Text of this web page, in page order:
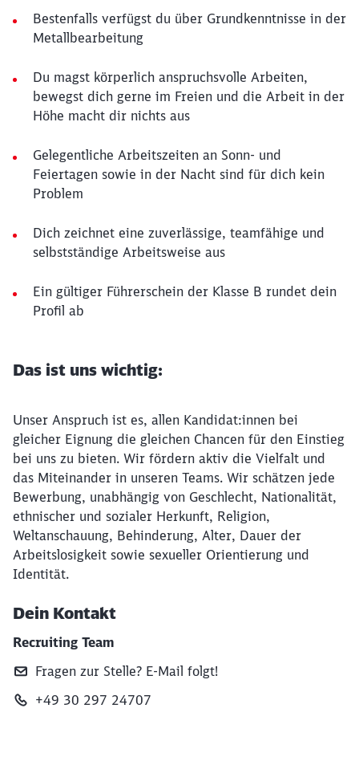
Bestenfalls verfügst du über Grundkenntnisse in der
Metallbearbeitung
Du magst körperlich anspruchsvolle Arbeiten,
bewegst dich gerne im Freien und die Arbeit in der
Höhe macht dir nichts aus
Gelegentliche Arbeitszeiten an Sonn- und
Feiertagen sowie in der Nacht sind für dich kein
Problem
Dich zeichnet eine zuverlässige, teamfähige und
selbstständige Arbeitsweise aus
Ein gültiger Führerschein der Klasse B rundet dein
Profil ab
Das ist uns wichtig:
Unser Anspruch ist es, allen Kandidat:innen bei
gleicher Eignung die gleichen Chancen für den Einstieg
bei uns zu bieten. Wir fördern aktiv die Vielfalt und
das Miteinander in unseren Teams. Wir schätzen jede
Bewerbung, unabhängig von Geschlecht, Nationalität,
ethnischer und sozialer Herkunft, Religion,
Weltanschauung, Behinderung, Alter, Dauer der
Arbeitslosigkeit sowie sexueller Orientierung und
Identität.
Dein Kontakt
Recruiting Team
Fragen zur Stelle? E‑Mail folgt!
+49 30 297 24707